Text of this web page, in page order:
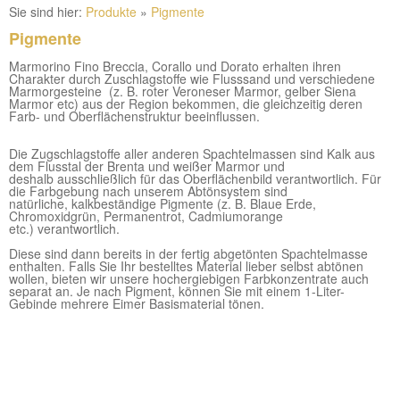
Sie sind hier: Produkte » Pigmente
Pigmente
Marmorino Fino Breccia, Corallo und Dorato erhalten ihren
Charakter durch Zuschlagstoffe wie Flusssand und verschiedene
Marmorgesteine (z. B. roter Veroneser Marmor, gelber Siena
Marmor etc) aus der Region bekommen, die gleichzeitig deren
Farb- und Oberflächenstruktur beeinflussen.
Die Zugschlagstoffe aller anderen Spachtelmassen sind Kalk aus
dem Flusstal der Brenta und weißer Marmor und
deshalb ausschließlich für das Oberflächenbild verantwortlich. Für
die Farbgebung nach unserem Abtönsystem sind
natürliche, kalkbeständige Pigmente (z. B. Blaue Erde,
Chromoxidgrün, Permanentrot, Cadmiumorange
etc.) verantwortlich.
Diese sind dann bereits in der fertig abgetönten Spachtelmasse
enthalten. Falls Sie Ihr bestelltes Material lieber selbst abtönen
wollen, bieten wir unsere hochergiebigen Farbkonzentrate auch
separat an. Je nach Pigment, können Sie mit einem 1-Liter-
Gebinde mehrere Eimer Basismaterial tönen.